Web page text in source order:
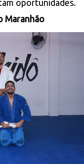
oportunidades.
Maranhão